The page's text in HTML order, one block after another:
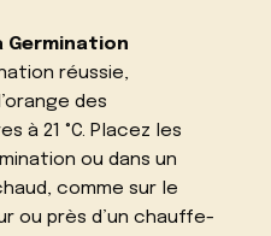
réussie,
des
à 21 °C. Placez les
ou dans un
comme sur le
ou près d’un chauffe-